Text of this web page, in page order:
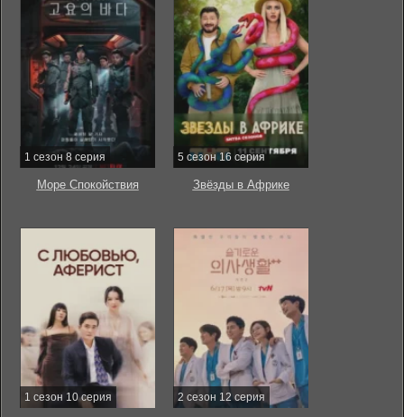
1 сезон 8 серия
Море Спокойствия
5 сезон 16 серия
Звёзды в Африке
1 сезон 10 серия 2 сезон 12 серия